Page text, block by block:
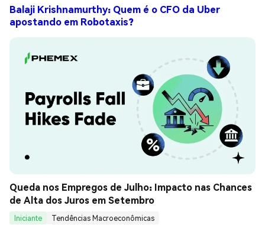
Balaji Krishnamurthy: Quem é o CFO da Uber
apostando em Robotaxis?
Queda nos Empregos de Julho: Impacto nas Chances
de Alta dos Juros em Setembro
Iniciante
Tendências Macroeconômicas